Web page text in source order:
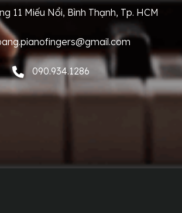
11 Miếu Nổi, Bình Thạnh, Tp. HCM
090.934.1286